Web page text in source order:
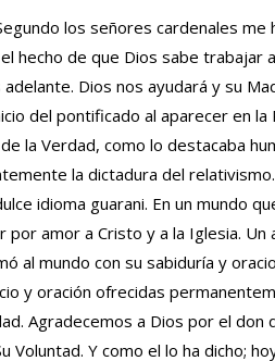
los señores cardenales
hecho de que Dios sabe
Dios nos ayudará y su
del pontificado al aparecer en
la Verdad, como lo destacaba
la dictadura del
idioma guarani. En un mundo
amor a Cristo y a la Iglesia.
al mundo con su sabiduría y
y oración ofrecidas
Agradecemos a Dios por el
Voluntad. Y como el lo ha dicho;